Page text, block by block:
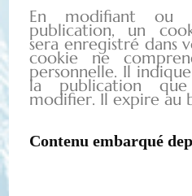
En modifiant ou
publication, un
sera enregistré dans
cookie ne
personnelle. Il
la publication
modifier. Il expire au
Contenu embarqué